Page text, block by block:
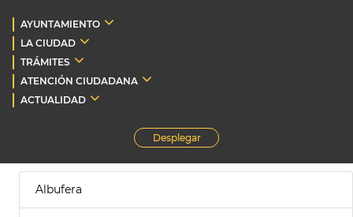
AYUNTAMIENTO
LA CIUDAD
TRÁMITES
ATENCIÓN CIUDADANA
ACTUALIDAD
Desplegar
Albufera